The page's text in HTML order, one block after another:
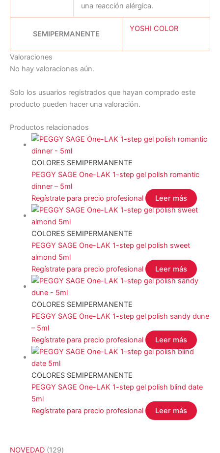
una reacción alérgica.
SEMIPERMANENTE
YOSHI COLOR
Valoraciones
No hay valoraciones aún.
Solo los usuarios registrados que hayan comprado este
producto pueden hacer una valoración.
Productos relacionados
COLORES SEMIPERMANENTE
PEGGY SAGE One-LAK 1-step gel polish romantic
dinner – 5ml
Regístrate para precio profesional
Leer más
COLORES SEMIPERMANENTE
PEGGY SAGE One-LAK 1-step gel polish sweet
almond 5ml
Regístrate para precio profesional
Leer más
COLORES SEMIPERMANENTE
PEGGY SAGE One-LAK 1-step gel polish sandy dune
– 5ml
Regístrate para precio profesional
Leer más
COLORES SEMIPERMANENTE
PEGGY SAGE One-LAK 1-step gel polish blind date
5ml
Regístrate para precio profesional
Leer más
NOVEDAD 1291